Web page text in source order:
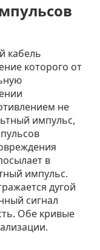
кабель
которого от
не
импульс,
в
импульс.
дугой
сигнал
Обе кривые